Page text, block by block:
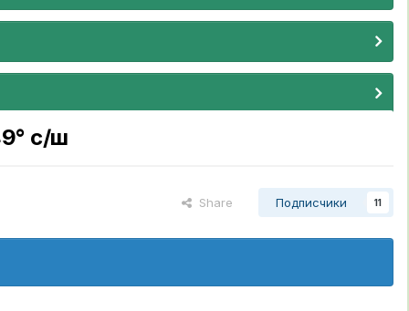
c/ш
Share Подписчики 11